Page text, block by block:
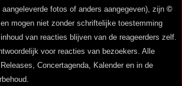
fotos of anders aangegeven), zijn ©
en mogen niet zonder schriftelijke toestemming
van reacties blijven van de reageerders zelf.
voor reacties van bezoekers. Alle
Concertagenda, Kalender en in de